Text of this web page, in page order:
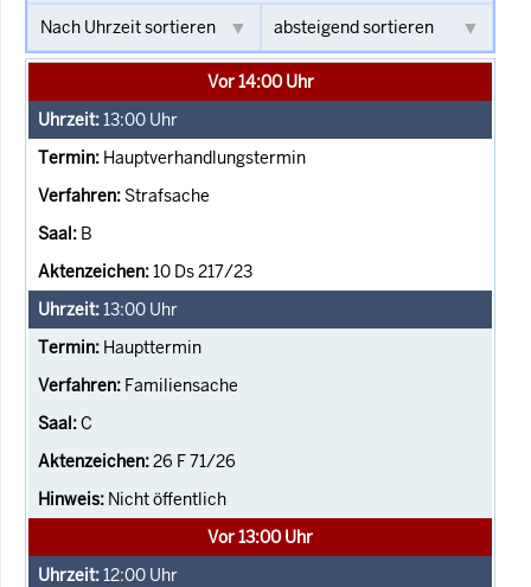
Vor 14:00 Uhr
13:00 Uhr
Hauptverhandlungstermin
Strafsache
B
10 Ds 217/23
13:00 Uhr
Haupttermin
Familiensache
C
26 F 71/26
Nicht öffentlich
Vor 13:00 Uhr
12:00 Uhr